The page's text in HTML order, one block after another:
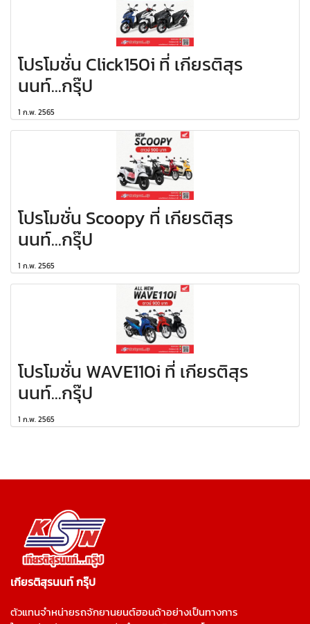
โปรโมชั่น Click150i ที่ เกียรติสุร
นนท์...กรุ๊ป
1 ก.พ. 2565
โปรโมชั่น Scoopy ที่ เกียรติสุร
นนท์...กรุ๊ป
1 ก.พ. 2565
โปรโมชั่น WAVE110i ที่ เกียรติสุร
นนท์...กรุ๊ป
1 ก.พ. 2565
เกียรติสุรนนท์ กรุ๊ป
ตัวแทนจำหน่ายรถจักยานยนต์ฮอนด้าอย่างเป็นทางการ